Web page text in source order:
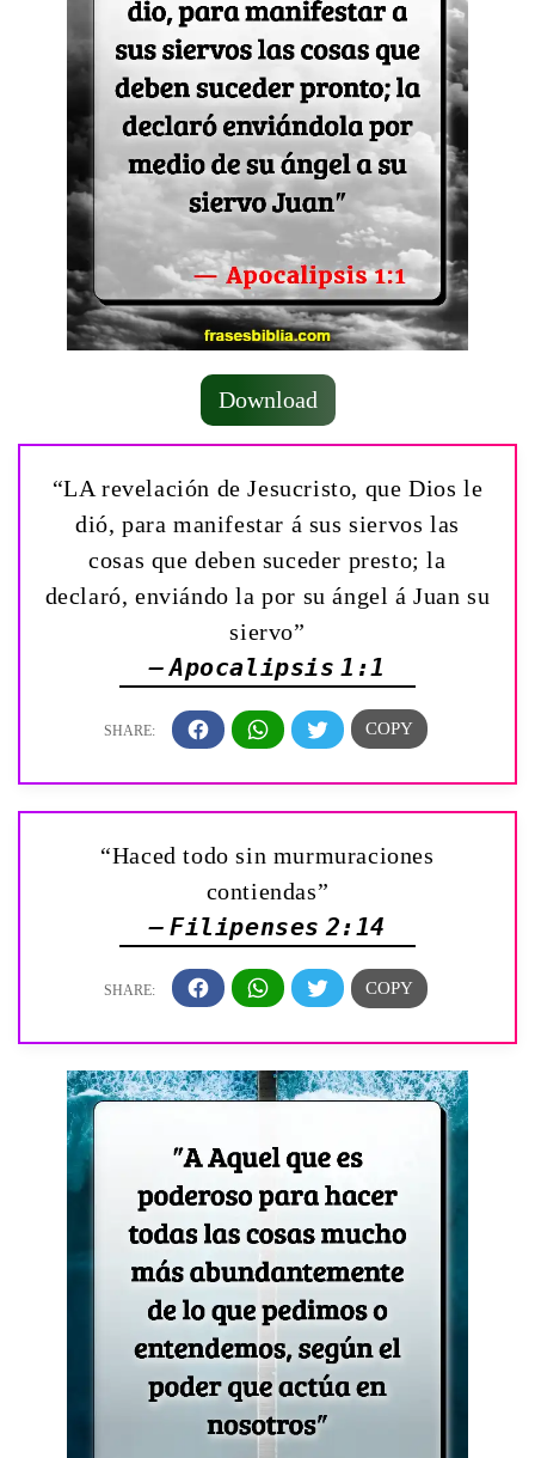
Download
“LA revelación de Jesucristo, que Dios le
dió, para manifestar á sus siervos las
cosas que deben suceder presto; la
declaró, enviándo la por su ángel á Juan su
siervo”
— Apocalipsis 1:1
“Haced todo sin murmuraciones
contiendas”
— Filipenses 2:14